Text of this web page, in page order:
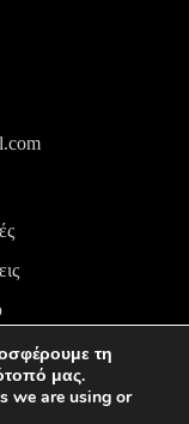
τη
μας.
we are using or